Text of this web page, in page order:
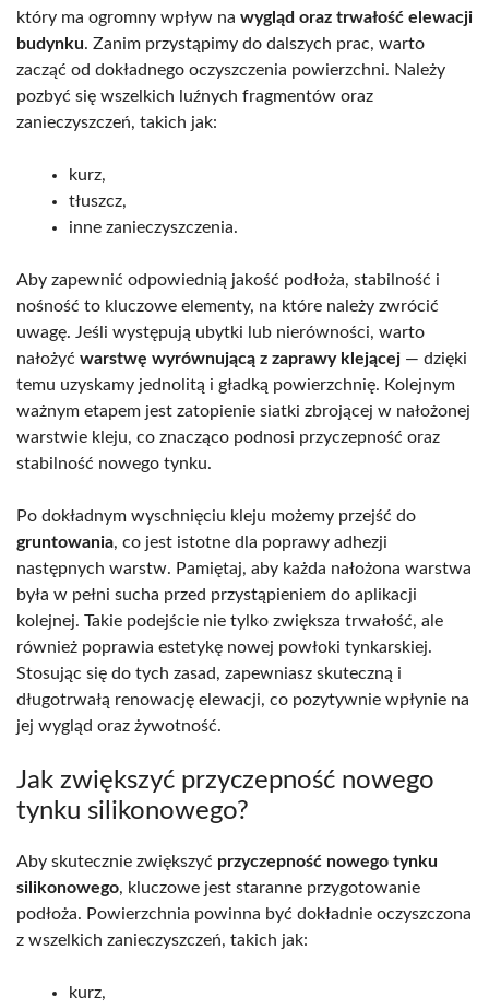
który ma ogromny wpływ na wygląd oraz trwałość elewacji
budynku. Zanim przystąpimy do dalszych prac, warto
zacząć od dokładnego oczyszczenia powierzchni. Należy
pozbyć się wszelkich luźnych fragmentów oraz
zanieczyszczeń, takich jak:
kurz,
tłuszcz,
inne zanieczyszczenia.
Aby zapewnić odpowiednią jakość podłoża, stabilność i
nośność to kluczowe elementy, na które należy zwrócić
uwagę. Jeśli występują ubytki lub nierówności, warto
nałożyć warstwę wyrównującą z zaprawy klejącej — dzięki
temu uzyskamy jednolitą i gładką powierzchnię. Kolejnym
ważnym etapem jest zatopienie siatki zbrojącej w nałożonej
warstwie kleju, co znacząco podnosi przyczepność oraz
stabilność nowego tynku.
Po dokładnym wyschnięciu kleju możemy przejść do
gruntowania, co jest istotne dla poprawy adhezji
następnych warstw. Pamiętaj, aby każda nałożona warstwa
była w pełni sucha przed przystąpieniem do aplikacji
kolejnej. Takie podejście nie tylko zwiększa trwałość, ale
również poprawia estetykę nowej powłoki tynkarskiej.
Stosując się do tych zasad, zapewniasz skuteczną i
długotrwałą renowację elewacji, co pozytywnie wpłynie na
jej wygląd oraz żywotność.
Jak zwiększyć przyczepność nowego
tynku silikonowego?
Aby skutecznie zwiększyć przyczepność nowego tynku
silikonowego, kluczowe jest staranne przygotowanie
podłoża. Powierzchnia powinna być dokładnie oczyszczona
z wszelkich zanieczyszczeń, takich jak:
kurz,